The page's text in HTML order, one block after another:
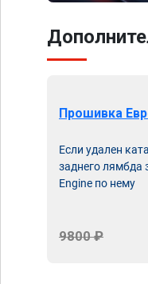
Прошивка
Если удален
заднего лямбда
Engine по нему
9800 ₽